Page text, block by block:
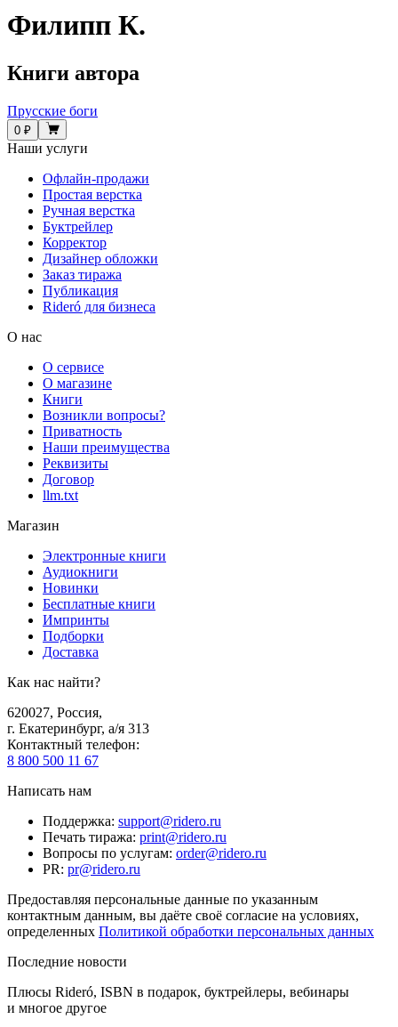
Филипп К.
Книги автора
Прусские боги
0 ₽
Наши услуги
Офлайн-продажи
Простая верстка
Ручная верстка
Буктрейлер
Корректор
Дизайнер обложки
Заказ тиража
Публикация
Rideró для бизнеса
О нас
О сервисе
О магазине
Книги
Возникли вопросы?
Приватность
Наши преимущества
Реквизиты
Договор
llm.txt
Магазин
Электронные книги
Аудиокниги
Новинки
Бесплатные книги
Импринты
Подборки
Доставка
Как нас найти?
620027, Россия,
г. Екатеринбург, а/я 313
Контактный телефон:
8 800 500 11 67
Написать нам
Поддержка: support@ridero.ru
Печать тиража: print@ridero.ru
Вопросы по услугам: order@ridero.ru
PR: pr@ridero.ru
Предоставляя персональные данные по указанным
контактным данным, вы даёте своё согласие на условиях,
определенных Политикой обработки персональных данных
Последние новости
Плюсы Rideró, ISBN в подарок, буктрейлеры, вебинары
и многое другое